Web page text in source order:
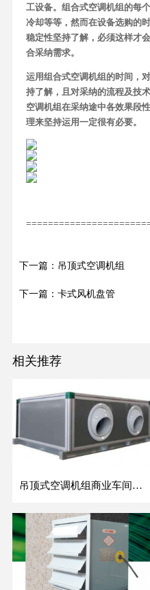
工设备。组合式空调机组的每
冷却等等，然而在设备选购的
稳定性坚持了解，必须这样才
合采纳需求。
运用组合式空调机组的时间，
持了解，且对采纳的流程及技
空调机组在采纳途中各效果段
理来坚持运用一定很有必要。
下一篇：吊顶式空调机组
下一篇：卡式风机盘管
相关推荐
吊顶式空调机组商业车间防爆新风空调器射流冷暖机组